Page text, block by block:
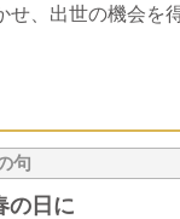
せ、出世の機会を
句
日に